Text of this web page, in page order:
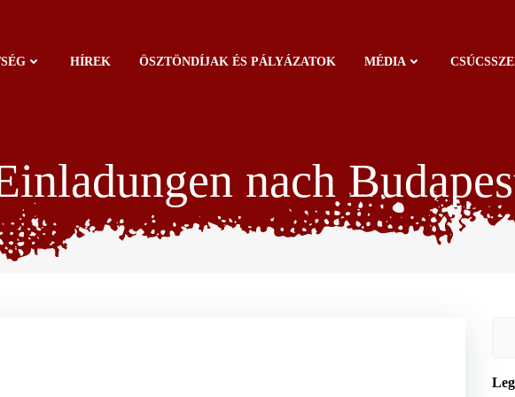
HÍREK ÖSZTÖNDÍJAK ÉS PÁLYÁZATOK MÉDIA
nach